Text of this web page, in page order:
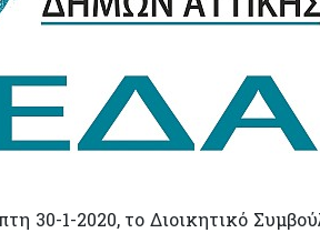
30-1-2020, το Διοικητικό